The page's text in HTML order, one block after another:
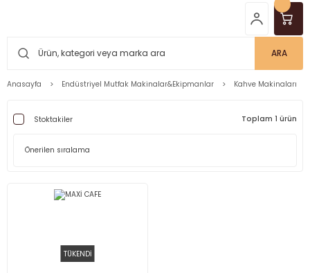
ARA
Anasayfa Endüstriyel Mutfak Makinalar&Ekipmanlar Kahve Makinaları
Stoktakiler Toplam 1 ürün
TÜKENDİ